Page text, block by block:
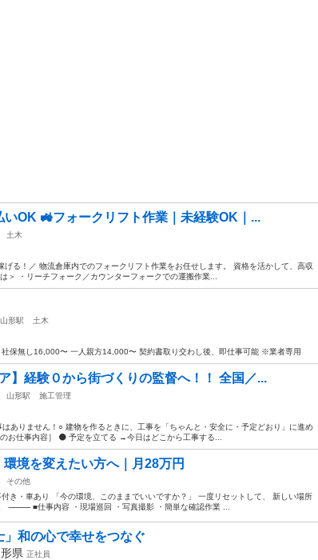
OK 🚜フォークリフト作業｜未経験OK｜...
土木
る！／ 物流倉庫内でのフォークリフト作業をお任せします。 資格を活かして、高収
＞ ・リーチフォーク／カウンターフォークでの運搬作業...
山形駅
土木
保無し16,000〜 一人親方14,000〜 契約書取り交わし後、即仕事可能 ※業者専用
】経験０から街づくりの監督へ！！ 全国／...
山形駅
施工管理
はありません！○ 建物を作るときに、工事を「ちゃんと・安全に・予定どおり」に進め
お仕事内容］ ⚫ 予定を立てる →今日はどこから工事する...
環境を変えたい方へ｜月28万円
その他
き・車あり 「今の環境、このままでいいですか？」 一度リセットして、 新しい場所
⸻ ■仕事内容 ・現場巡回 ・写真撮影 ・簡単な確認作業 ...
」和の心で幸せをつなぐ
県 正社員